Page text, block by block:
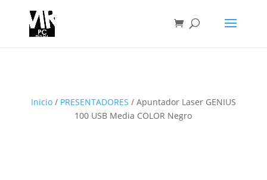
Inicio/ PRESENTADORES / Apuntador Laser GENIUS
100 USB Media COLOR Negro